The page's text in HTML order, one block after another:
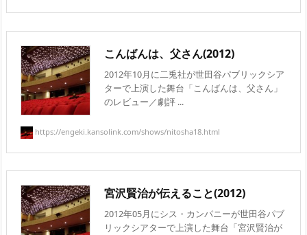
こんばんは、父さん(2012)
2012年10月に二兎社が世田谷パブリックシア
ターで上演した舞台「こんばんは、父さん」
のレビュー／劇評 ...
https://engeki.kansolink.com/shows/nitosha18.html
宮沢賢治が伝えること(2012)
2012年05月にシス・カンパニーが世田谷パブ
リックシアターで上演した舞台「宮沢賢治が